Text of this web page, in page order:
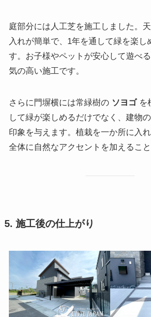
庭部分には人工芝を施工しました。
入れが簡単で、1年を通して緑を楽し
す。お子様やペットが安心して遊べ
気の高い施工です。
さらに門塀横には常緑樹の ソヨゴを
して緑が楽しめるだけでなく、建物
印象を与えます。植栽を一か所に入
全体に自然なアクセントを加えること
5. 施工後の仕上がり